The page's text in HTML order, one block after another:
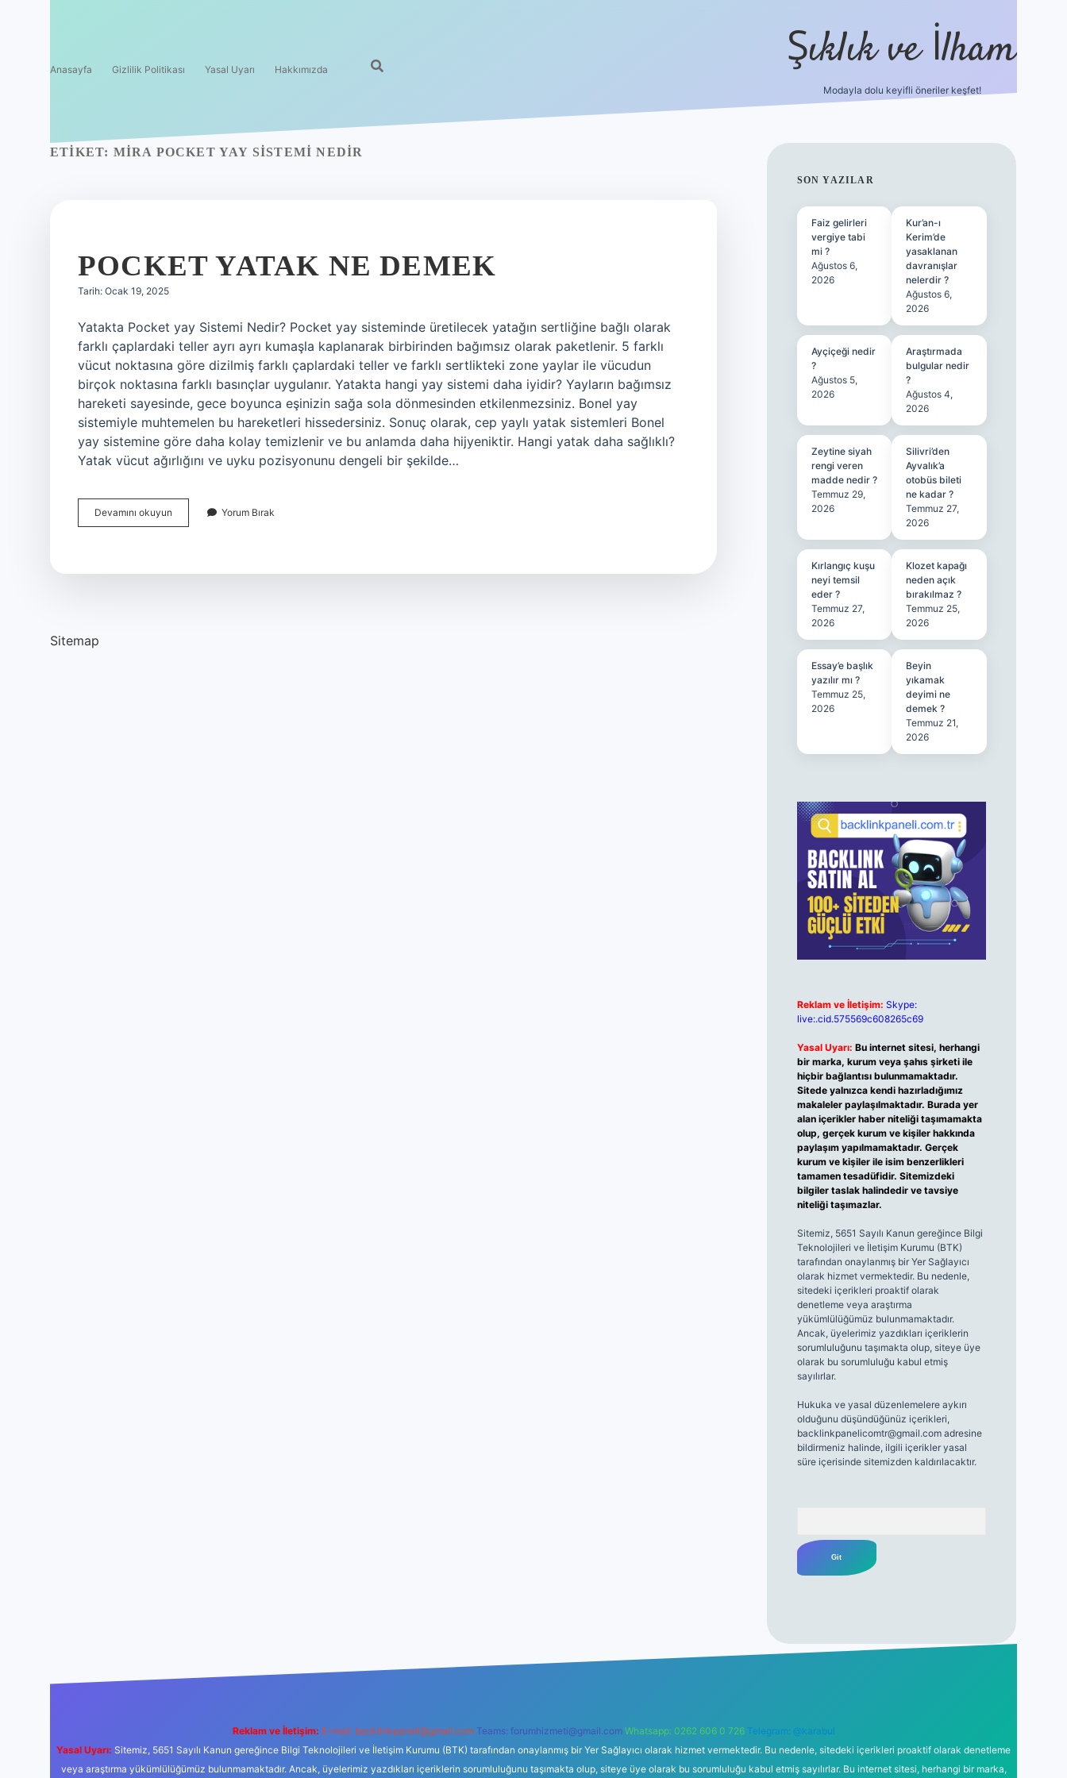
Anasayfa Gizlilik Politikası Yasal Uyarı Hakkımızda Şıklık ve İlham
Modayla dolu keyifli öneriler keşfet!
ETIKET: MIRA POCKET YAY SISTEMI NEDIR
POCKET YATAK NE DEMEK
Tarih: Ocak 19, 2025
Yatakta Pocket yay Sistemi Nedir? Pocket yay sisteminde üretilecek yatağın sertliğine bağlı olarak
farklı çaplardaki teller ayrı ayrı kumaşla kaplanarak birbirinden bağımsız olarak paketlenir. 5 farklı
vücut noktasına göre dizilmiş farklı çaplardaki teller ve farklı sertlikteki zone yaylar ile vücudun
birçok noktasına farklı basınçlar uygulanır. Yatakta hangi yay sistemi daha iyidir? Yayların bağımsız
hareketi sayesinde, gece boyunca eşinizin sağa sola dönmesinden etkilenmezsiniz. Bonel yay
sistemiyle muhtemelen bu hareketleri hissedersiniz. Sonuç olarak, cep yaylı yatak sistemleri Bonel
yay sistemine göre daha kolay temizlenir ve bu anlamda daha hijyeniktir. Hangi yatak daha sağlıklı?
Yatak vücut ağırlığını ve uyku pozisyonunu dengeli bir şekilde…
Devamını okuyun
Yatak
Yorum Bırak
Sitemap
SIDEBAR
SON YAZILAR
Faiz gelirleri
vergiye tabi
mi ?
Ağustos 6,
2026
Kur’an-ı
Kerim’de
yasaklanan
davranışlar
nelerdir ?
Ağustos 6,
2026
Ayçiçeği nedir
?
Ağustos 5,
2026
Araştırmada
bulgular nedir
?
Ağustos 4,
2026
Zeytine siyah
rengi veren
madde nedir ?
Temmuz 29,
2026
Silivri’den
Ayvalık’a
otobüs bileti
ne kadar ?
Temmuz 27,
2026
Kırlangıç kuşu
neyi temsil
eder ?
Temmuz 27,
2026
Klozet kapağı
neden açık
bırakılmaz ?
Temmuz 25,
2026
Essay’e başlık
yazılır mı ?
Temmuz 25,
2026
Beyin
yıkamak
deyimi ne
demek ?
Temmuz 21,
2026
Reklam ve İletişim: Skype:
live:.cid.575569c608265c69
Yasal Uyarı: Bu internet sitesi, herhangi
bir marka, kurum veya şahıs şirketi ile
hiçbir bağlantısı bulunmamaktadır.
Sitede yalnızca kendi hazırladığımız
makaleler paylaşılmaktadır. Burada yer
alan içerikler haber niteliği taşımamakta
olup, gerçek kurum ve kişiler hakkında
paylaşım yapılmamaktadır. Gerçek
kurum ve kişiler ile isim benzerlikleri
tamamen tesadüfidir. Sitemizdeki
bilgiler taslak halindedir ve tavsiye
niteliği taşımazlar.
Sitemiz, 5651 Sayılı Kanun gereğince Bilgi
Teknolojileri ve İletişim Kurumu (BTK)
tarafından onaylanmış bir Yer Sağlayıcı
olarak hizmet vermektedir. Bu nedenle,
sitedeki içerikleri proaktif olarak
denetleme veya araştırma
yükümlülüğümüz bulunmamaktadır.
Ancak, üyelerimiz yazdıkları içeriklerin
sorumluluğunu taşımakta olup, siteye üye
olarak bu sorumluluğu kabul etmiş
sayılırlar.
Hukuka ve yasal düzenlemelere aykırı
olduğunu düşündüğünüz içerikleri,
backlinkpanelicomtr@gmail.comadresine
bildirmeniz halinde, ilgili içerikler yasal
süre içerisinde sitemizden kaldırılacaktır.
betexper yeni
Reklam ve İletişim: E-mail: backlinkpaneli@gmail.com Teams: forumhizmeti@gmail.com Whatsapp: 0262 606 0 726 Telegram: @karabul
Yasal Uyarı: Sitemiz, 5651 Sayılı Kanun gereğince Bilgi Teknolojileri ve İletişim Kurumu (BTK) tarafından onaylanmış bir Yer Sağlayıcı olarak hizmet vermektedir. Bu nedenle, sitedeki içerikleri proaktif olarak denetleme
veya araştırma yükümlülüğümüz bulunmamaktadır. Ancak, üyelerimiz yazdıkları içeriklerin sorumluluğunu taşımakta olup, siteye üye olarak bu sorumluluğu kabul etmiş sayılırlar. Bu internet sitesi, herhangi bir marka,